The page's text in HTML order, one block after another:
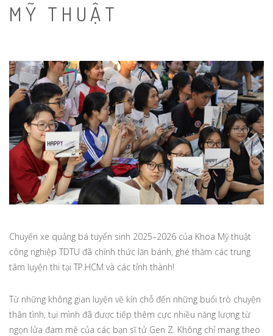
MỸ THUẬT
Chuyến xe quảng bá tuyển sinh 2025–2026 của Khoa Mỹ thuật
công nghiệp TDTU đã chính thức lăn bánh, ghé thăm các trung
tâm luyện thi tại TP.HCM và các tỉnh thành!
Từ những không gian luyện vẽ kín chỗ đến những buổi trò chuyện
thân tình, tụi mình đã được tiếp thêm cực nhiều năng lượng từ
ngọn lửa đam mê của các bạn sĩ tử Gen Z. Không chỉ mang theo